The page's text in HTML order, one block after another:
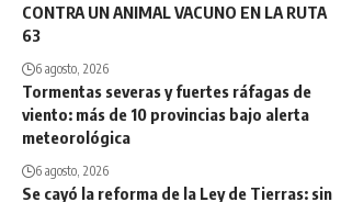
CONTRA UN ANIMAL VACUNO EN LA RUTA
63
6 agosto, 2026
Tormentas severas y fuertes ráfagas de
viento: más de 10 provincias bajo alerta
meteorológica
6 agosto, 2026
Se cayó la reforma de la Ley de Tierras: sin